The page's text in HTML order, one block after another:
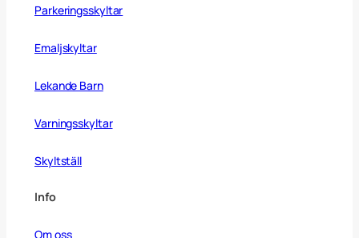
Parkeringsskyltar
Emaljskyltar
Lekande Barn
Varningsskyltar
Skyltställ
Info
Om oss